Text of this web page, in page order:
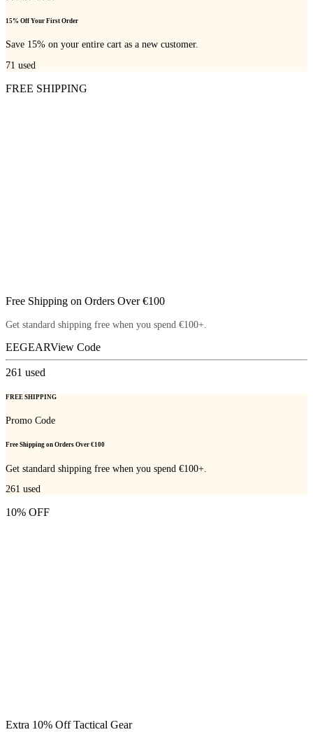
15% Off Your First Order
Save 15% on your entire cart as a new customer.
71 used
FREE SHIPPING
Free Shipping on Orders Over €100
Get standard shipping free when you spend €100+.
EEGEARView Code
261 used
FREE SHIPPING
Promo Code
Free Shipping on Orders Over €100
Get standard shipping free when you spend €100+.
261 used
10% OFF
Extra 10% Off Tactical Gear